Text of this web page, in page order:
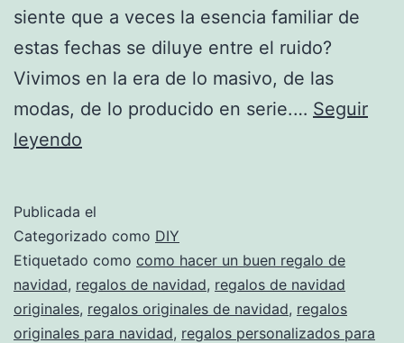
siente que a veces la esencia familiar de
estas fechas se diluye entre el ruido?
Vivimos en la era de lo masivo, de las
modas, de lo producido en serie.… Seguir
leyendo
y
Perfecto:
Cuando
lo
Publicada el
Categorizado como DIY
Etiquetado como como hacer un buen regalo de
navidad, regalos de navidad, regalos de navidad
originales, regalos originales de navidad, regalos
originales para navidad, regalos personalizados para